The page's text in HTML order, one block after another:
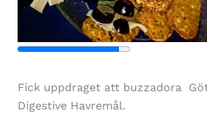
Fick uppdraget att buzzadora
Digestive Havremål.